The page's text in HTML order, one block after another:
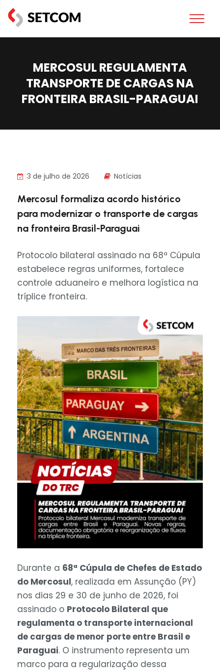
MERCOSUL REGULAMENTA
TRANSPORTE DE CARGAS NA
FRONTEIRA BRASIL-PARAGUAI
3 de julho de 2026 Notícias
Mercosul formaliza acordo histórico
para modernizar o transporte de cargas
na fronteira Brasil-Paraguai
Protocolo bilateral assinado na 68ª Cúpula
estabelece regras uniformes, fortalece
controle aduaneiro e melhora logística na
tríplice fronteira.
Durante a 68ª Cúpula de Chefes de Estado
do Mercosul, realizada em Assunção (PY)
nos dias 29 e 30 de junho de 2026, foi
assinado o Protocolo Bilateral que
regulamenta o transporte internacional
de cargas de menor porte entre Brasil e
Paraguai. O instrumento representa um
marco para a regularização dessa